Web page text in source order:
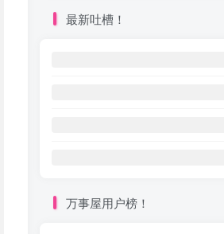
最新吐槽！
万事屋用户榜！